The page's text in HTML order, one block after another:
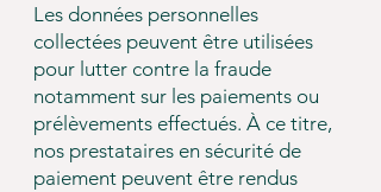
Les données personnelles
collectées peuvent être utilisées
pour lutter contre la fraude
notamment sur les paiements ou
prélèvements effectués. À ce titre,
nos prestataires en sécurité de
paiement peuvent être rendus